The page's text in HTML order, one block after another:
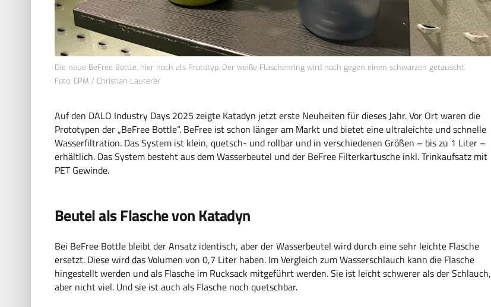
Die neue BeFree Bottle, hier noch als Prototyp. Der weiße Flaschenring wird noch gegen einen schwarzen getauscht.
Foto: CPM / Christian Lauterer
Auf den DALO Industry Days 2025 zeigte Katadyn jetzt erste Neuheiten für dieses Jahr. Vor Ort waren die
Prototypen der „BeFree Bottle“. BeFree ist schon länger am Markt und bietet eine ultraleichte und schnelle
Wasserfiltration. Das System ist klein, quetsch- und rollbar und in verschiedenen Größen – bis zu 1 Liter –
erhältlich. Das System besteht aus dem Wasserbeutel und der BeFree Filterkartusche inkl. Trinkaufsatz mit
PET Gewinde.
Beutel als Flasche von Katadyn
Bei BeFree Bottle bleibt der Ansatz identisch, aber der Wasserbeutel wird durch eine sehr leichte Flasche
ersetzt. Diese wird das Volumen von 0,7 Liter haben. Im Vergleich zum Wasserschlauch kann die Flasche
hingestellt werden und als Flasche im Rucksack mitgeführt werden. Sie ist leicht schwerer als der Schlauch,
aber nicht viel. Und sie ist auch als Flasche noch quetschbar.